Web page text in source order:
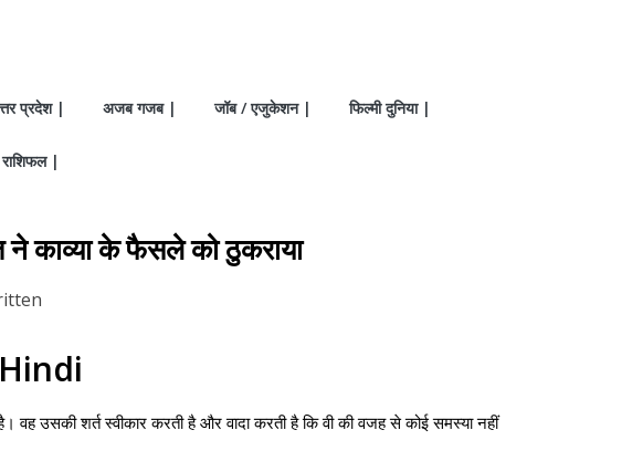
प्रदेश | अजब गजब | जॉब / एजुकेशन | फिल्मी दुनिया |
राशिफल |
के फैसले को ठुकराया
शर्त स्वीकार करती है और वादा करती है कि वी की वजह से कोई समस्या नहीं